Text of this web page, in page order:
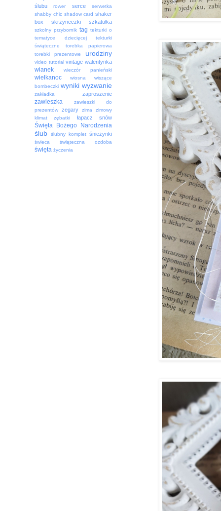
ślubu
rower serce
serwetka
shabby chic shadow card shaker
box
skrzyneczki szkatułka
szkolny przybornik tag tekturki o
tematyce dziecięcej
tekturki
świąteczne
torebka papierowa
torebki prezentowe
urodziny
video tutorial vintage walentynka
wianek wieczór panieński
wielkanoc wiosna
wiszące
bombeczki wyniki wyzwanie
zakładka zaproszenie
zawieszka
zawieszki do
prezentów
zegary zima
zimowy
klimat
zębatki łapacz snów
Święta Bożego Narodzenia
ślub ślubny komplet śnieżynki
świeca świąteczna ozdoba
święta życzenia